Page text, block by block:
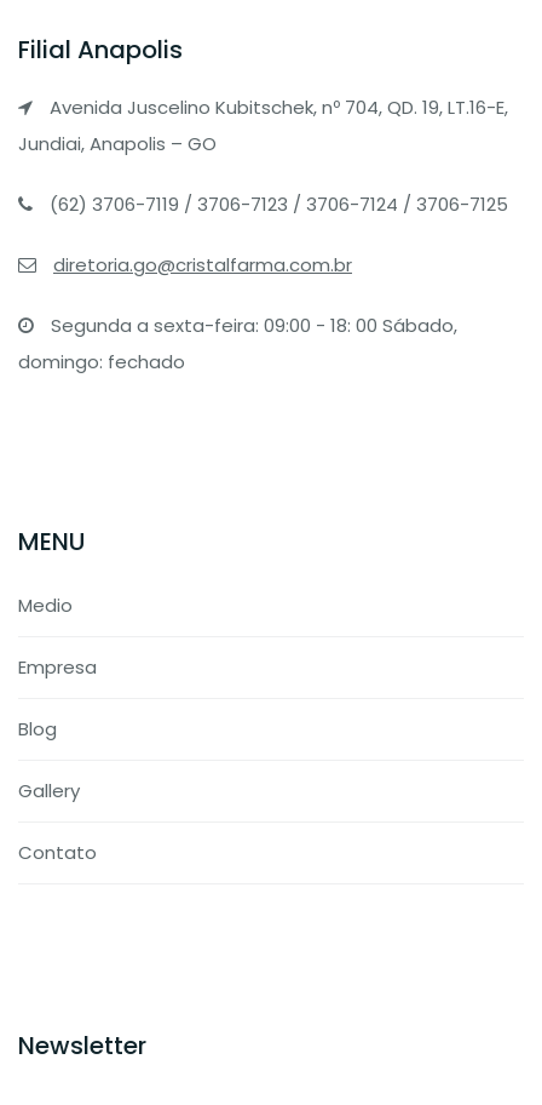
Filial Anapolis
Avenida Juscelino Kubitschek, nº 704, QD. 19, LT.16-E,
Jundiai, Anapolis – GO
(62) 3706-7119 / 3706-7123 / 3706-7124 / 3706-7125
diretoria.go@cristalfarma.com.br
Segunda a sexta-feira: 09:00 - 18: 00 Sábado,
domingo: fechado
MENU
Medio
Empresa
Blog
Gallery
Contato
Newsletter